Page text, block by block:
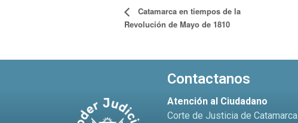
Catamarca en tiempos de la
Revolución de Mayo de 1810
Contactanos
Atención al Ciudadano
Corte de Justicia de Catamarca